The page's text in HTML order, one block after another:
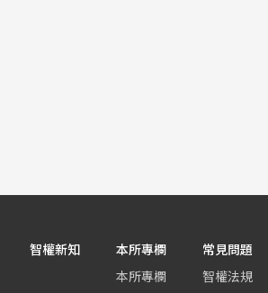
智權新知
本所專欄
本所專欄
常見問題
智權法規